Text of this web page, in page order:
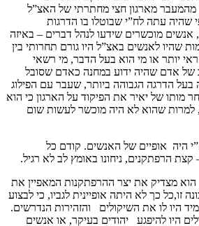
מהמעבר מארגון חצי מחתרתי של האצ”ל
שהיה עתה לח”י שבוטלו בו הדרגות
אנשים מוכשרים שידעו לנהל דברים – באיזה
שהיו לאנשים באצ”ל היו גורם תחרותי בין
יותר או מי הוא בעל הדבר, מי רשאי
של אדם שהיה ידוע במחנה כאדם שסובל
הדרגה הגבוהה ביותר, שעבר עם הפילוג
מותו של יאיר את הפיקוד על הארגון כי הוא
למרות שהוא לא היה מוכשר לעשות שום
היה אופיים של האנשים. קודם כל
קצת הרפתקנים, ניחונו באומץ לב לא רגיל.
מצדיק את יצר ההרפתקנות המאפיין את
זו,כל כך לא היתה אופיינית לגביו, כי לבצוע
היו לו את השיקולים והזהירות הנדרשים.
היו להיפגע יהודים בעיקר, או אנשים